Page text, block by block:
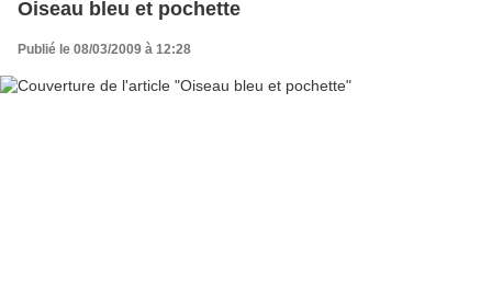
Oiseau bleu et pochette
Publié le 08/03/2009 à 12:28